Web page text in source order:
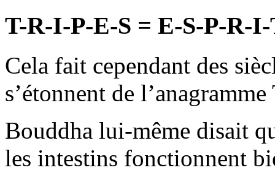
T-R-I-P-E-S = E-S-P-R-
Cela fait cependant des
s’étonnent de
Bouddha lui-même disait
les intestins fonctionnent